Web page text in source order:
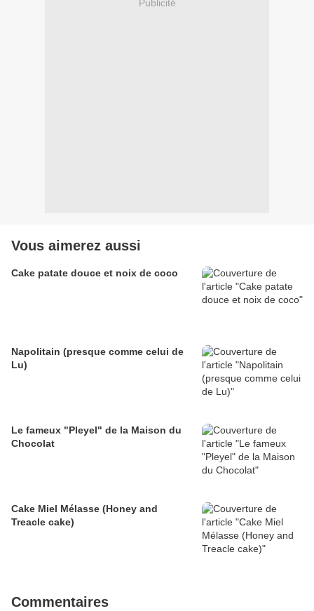
Publicité
Vous aimerez aussi
Cake patate douce et noix de coco
Napolitain (presque comme celui de
Lu)
Le fameux "Pleyel" de la Maison du
Chocolat
Cake Miel Mélasse (Honey and
Treacle cake)
Commentaires